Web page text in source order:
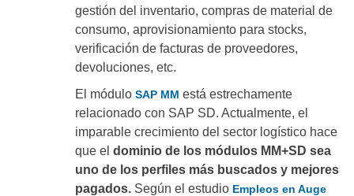
gestión del inventario, compras de material de
consumo, aprovisionamiento para stocks,
verificación de facturas de proveedores,
devoluciones, etc.
El módulo SAP MM está estrechamente
relacionado con SAP SD. Actualmente, el
imparable crecimiento del sector logístico hace
que el dominio de los módulos MM+SD sea
uno de los perfiles más buscados y mejores
pagados. Según el estudio Empleos en Auge